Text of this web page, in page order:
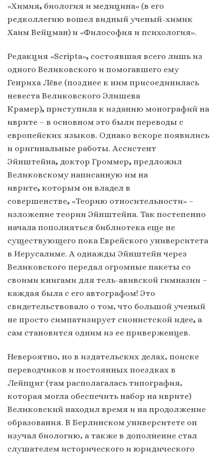
«Химия, биология и медицина» (в его
редколлегию вошел видный ученый-химик
Хаим Вейцман) и «Философия и психология».
Редакция «Scripta», состоявшая всего лишь из
одного Великовского и помогавшего ему
Генриха Лёве (позднее к ним присоединилась
невеста Великовского Элишева
Крамер), приступила к изданию монографий на
иврите – в основном это были переводы с
европейских языков. Однако вскоре появились
и оригинальные работы. Ассистент
Эйнштейна, доктор Громмер, предложил
Великовскому написанную им на
иврите, которым он владел в
совершенстве, «Теорию относительности» –
изложение теории Эйнштейна. Так постепенно
начала пополняться библиотека еще не
существующего пока Еврейского университета
в Иерусалиме. А однажды Эйнштейн через
Великовского передал огромные пакеты со
своими книгами для тель-авивской гимназии –
каждая была с его автографом! Это
свидетельствовало о том, что большой ученый
не просто симпатизирует сионистской идее, а
сам становится одним из ее приверженцев.
Невероятно, но в издательских делах, поиске
переводчиков и постоянных поездках в
Лейпциг (там располагалась типография,
которая могла обеспечить набор на иврите)
Великовский находил время и на продолжение
образования. В Берлинском университете он
изучал биологию, а также в дополнение стал
слушателем исторического и юридического